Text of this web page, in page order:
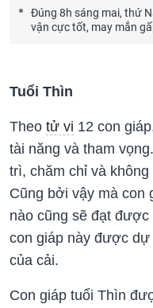
Đúng 8h sáng mai, thứ
vận cực tốt, may mắn
Tuổi Thìn
Theo tử vi 12 con
tài năng và tham
trì, chăm chỉ và
Cũng bởi vậy mà con
nào cũng sẽ đạt
con giáp này được
của cải.
Con giáp tuổi Thìn